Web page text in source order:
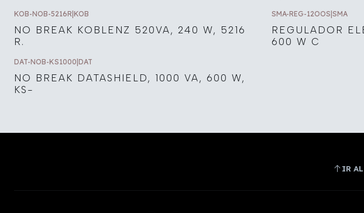
KOB-NOB-5216R KOB
NO BREAK KOBLENZ 520VA, 240 W, 5216
R.
SMA-REG-12OOS SMA
REGULADOR
600 W C
DAT-NOB-KS1000 DAT
NO BREAK DATASHIELD, 1000 VA, 600 W,
KS-
IR